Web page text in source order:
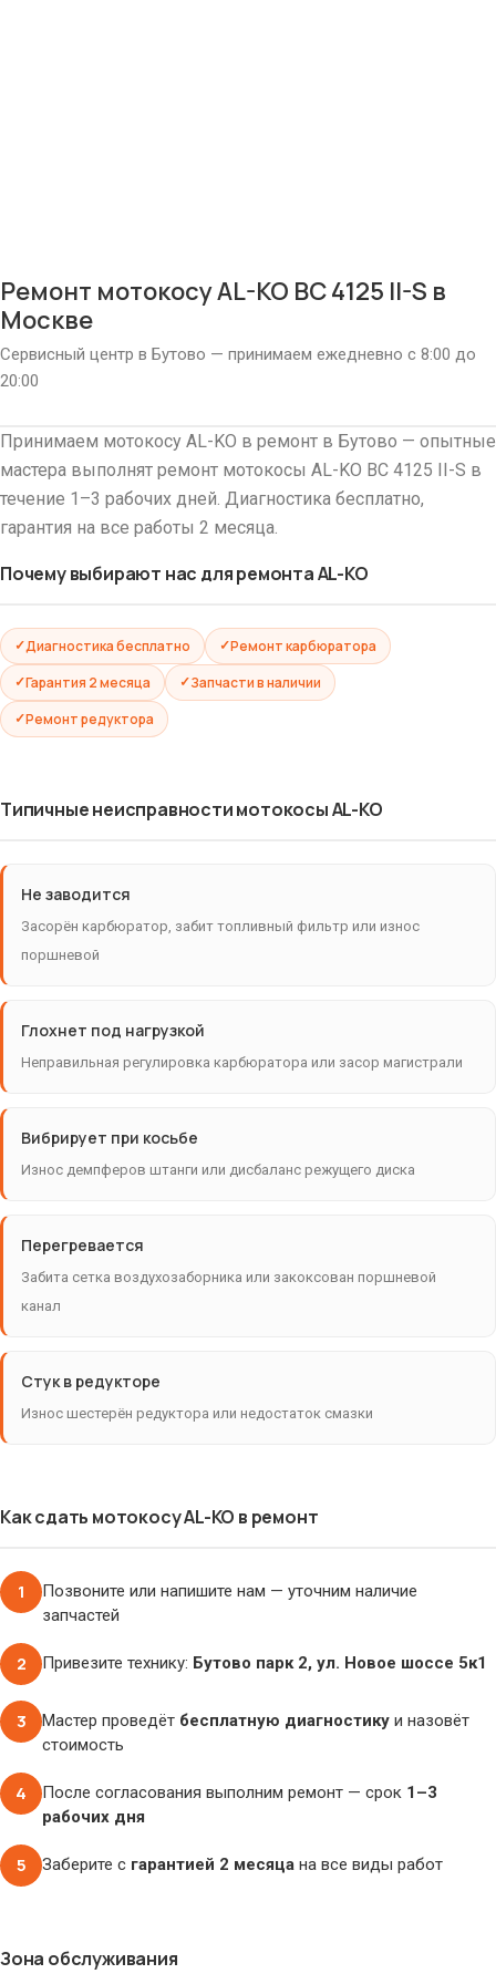
Ремонт мотокосу AL-KO BC 4125 II-S в
Москве
Сервисный центр в Бутово — принимаем ежедневно с 8:00 до
20:00
Принимаем мотокосу AL-KO в ремонт в Бутово — опытные
мастера выполнят ремонт мотокосы AL-KO BC 4125 II-S в
течение 1–3 рабочих дней. Диагностика бесплатно,
гарантия на все работы 2 месяца.
Почему выбирают нас для ремонта AL-KO
Диагностика бесплатно
Ремонт карбюратора
Гарантия 2 месяца
Запчасти в наличии
Ремонт редуктора
Типичные неисправности мотокосы AL-KO
Не заводится
Засорён карбюратор, забит топливный фильтр или износ
поршневой
Глохнет под нагрузкой
Неправильная регулировка карбюратора или засор магистрали
Вибрирует при косьбе
Износ демпферов штанги или дисбаланс режущего диска
Перегревается
Забита сетка воздухозаборника или закоксован поршневой
канал
Стук в редукторе
Износ шестерён редуктора или недостаток смазки
Как сдать мотокосу AL-KO в ремонт
1
Позвоните или напишите нам — уточним наличие
запчастей
2 Привезите технику: Бутово парк 2, ул. Новое шоссе 5к1
3 Мастер проведёт бесплатную диагностику и назовёт
стоимость
4 После согласования выполним ремонт — срок 1–3
рабочих дня
5 Заберите с гарантией 2 месяца на все виды работ
Зона обслуживания